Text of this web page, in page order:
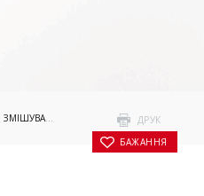
ДРУК
БАЖАННЯ
ЗМІШУВАЧІ ПОДВІЙНІ ДУШОВІ СИСТЕМИ